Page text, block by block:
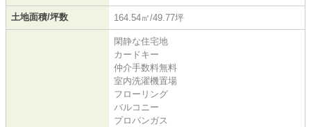
土地面積/坪数 164.54㎡/49.77坪
閑静な住宅地
カードキー
仲介手数料無料
室内洗濯機置場
フローリング
バルコニー
プロパンガス